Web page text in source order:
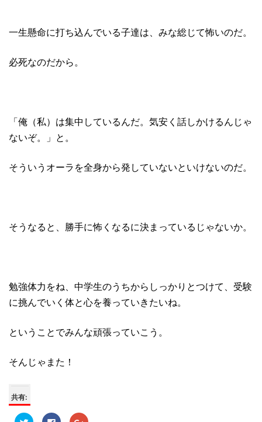
一生懸命に打ち込んでいる子達は、みな総じて怖いのだ。
必死なのだから。
「俺（私）は集中しているんだ。気安く話しかけるんじゃ
ないぞ。」と。
そういうオーラを全身から発していないといけないのだ。
そうなると、勝手に怖くなるに決まっているじゃないか。
勉強体力をね、中学生のうちからしっかりとつけて、受験
に挑んでいく体と心を養っていきたいね。
ということでみんな頑張っていこう。
そんじゃまた！
共有:
ク F ク